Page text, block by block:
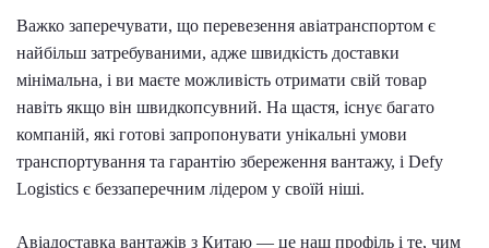
Важко заперечувати, що перевезення авіатранспортом є
найбільш затребуваними, адже швидкість доставки
мінімальна, і ви маєте можливість отримати свій товар
навіть якщо він швидкопсувний. На щастя, існує багато
компаній, які готові запропонувати унікальні умови
транспортування та гарантію збереження вантажу, і Defy
Logistics є беззаперечним лідером у своїй ніші.
Авіадоставка вантажів з Китаю — це наш профіль і те, чим